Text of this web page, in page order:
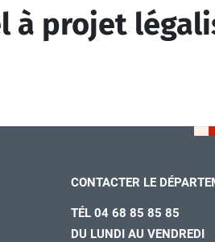
à projet
CONTACTER LE
TÉL 04 68 85 85 85
DU LUNDI AU VENDREDI